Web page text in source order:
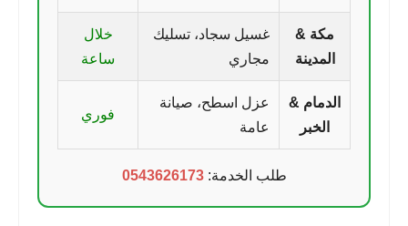
مكة &
المدينة
غسيل سجاد، تسليك
مجاري
خلال
ساعة
الدمام &
الخبر
عزل اسطح، صيانة
عامة
فوري
طلب الخدمة:0543626173